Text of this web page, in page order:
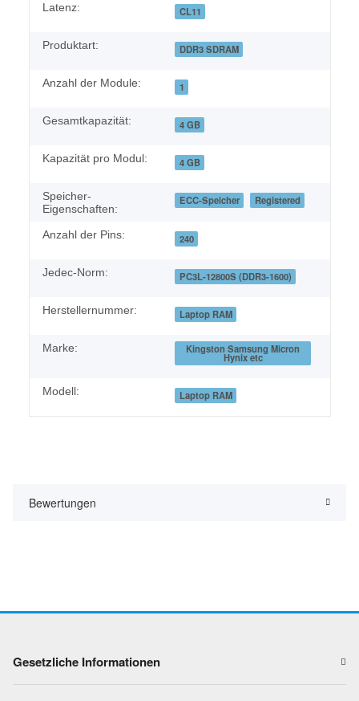
Latenz: CL11
Produktart: DDR3 SDRAM
Anzahl der Module: 1
Gesamtkapazität: 4 GB
Kapazität pro Modul: 4 GB
Speicher-
Eigenschaften:
ECC-Speicher Registered
Anzahl der Pins: 240
Jedec-Norm: PC3L-12800S (DDR3-1600)
Herstellernummer: Laptop RAM
Marke: Kingston Samsung Micron
Hynix etc
Modell: Laptop RAM
Bewertungen
Gesetzliche Informationen